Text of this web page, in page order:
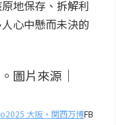
地保存、拆解利
心中懸而未決的
大阪・関西万博FB